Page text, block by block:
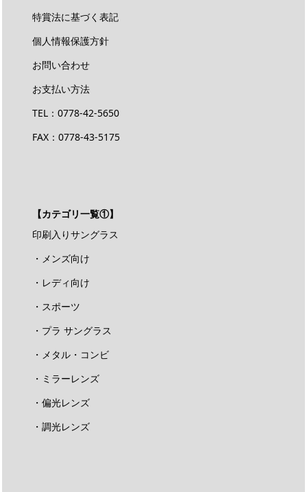
特賞法に基づく表記
個人情報保護方針
お問い合わせ
お支払い方法
TEL：0778-42-5650
FAX：0778-43-5175
【カテゴリ一覧①】
印刷入りサングラス
・メンズ向け
・レディ向け
・スポーツ
・プラ サングラス
・メタル・コンビ
・ミラーレンズ
・偏光レンズ
・調光レンズ